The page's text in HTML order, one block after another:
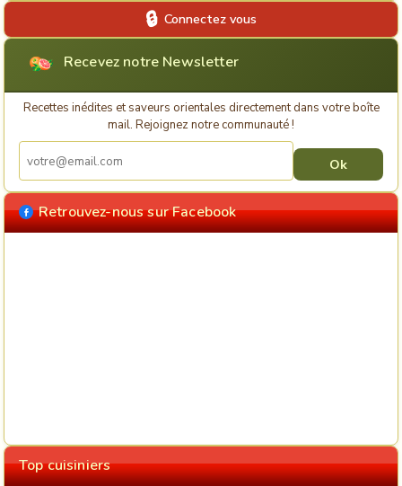
Connectez vous
Recevez notre Newsletter
Recettes inédites et saveurs orientales directement dans votre boîte
mail. Rejoignez notre communauté !
Retrouvez-nous sur Facebook
Top cuisiniers